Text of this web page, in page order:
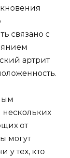
связано с
артрит
от
могут
у тех, кто